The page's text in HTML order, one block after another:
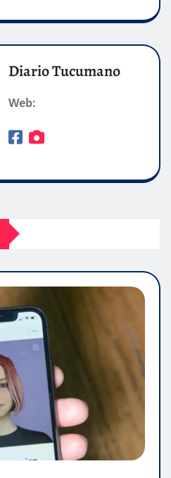
Diario Tucumano
Web: